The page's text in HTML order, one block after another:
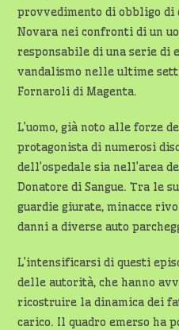
provvedimento di obbligo di
Novara nei confronti di un
responsabile di una serie di
vandalismo nelle ultime
Fornaroli di Magenta.
L’uomo, già noto alle forze
protagonista di numerosi
dell’ospedale sia nell’area
Donatore di Sangue. Tra le
guardie giurate, minacce
danni a diverse auto
L’intensificarsi di questi
delle autorità, che hanno
ricostruire la dinamica dei
carico. Il quadro emerso ha